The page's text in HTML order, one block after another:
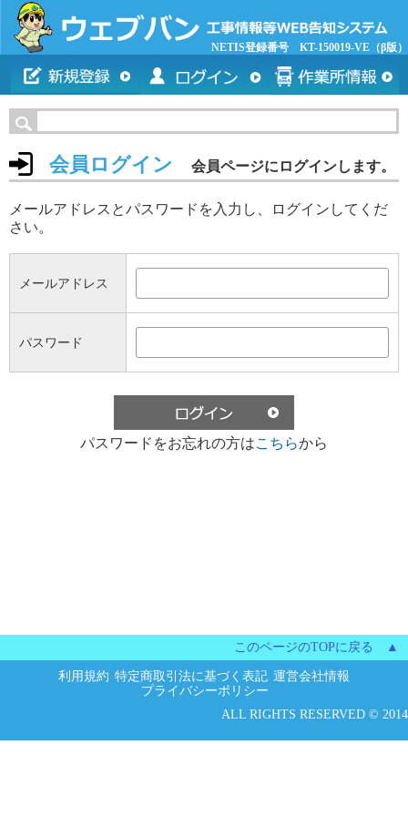
NETIS登録番号 KT-150019-VE（β版）
会員ログイン 会員ページにログインします。
メールアドレスとパスワードを入力し、ログインしてくだ
さい。
メールアドレス
パスワード
パスワードをお忘れの方はこちらから
このページのTOPに戻る ▲
利用規約 特定商取引法に基づく表記 運営会社情報
プライバシーポリシー
ALL RIGHTS RESERVED © 2014